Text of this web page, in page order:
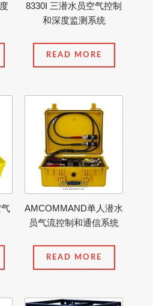
8330I 三潜水员空气控制
和深度监测系统
READ MORE
AMCOMMAND单人潜水
员气流控制和通信系统
READ MORE